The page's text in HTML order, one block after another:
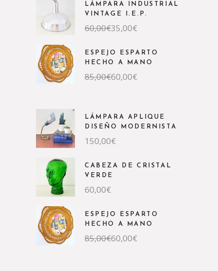
LÁMPARA INDUSTRIAL
VINTAGE I.E.P.
60,00€35,00€
ESPEJO ESPARTO
HECHO A MANO
85,00€60,00€
LÁMPARA APLIQUE
DISEÑO MODERNISTA
150,00€
CABEZA DE CRISTAL
VERDE
60,00€
ESPEJO ESPARTO
HECHO A MANO
85,00€60,00€